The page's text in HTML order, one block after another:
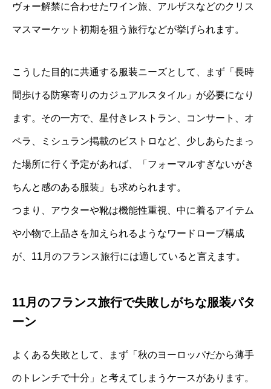
ヴォー解禁に合わせたワイン旅、アルザスなどのクリス
マスマーケット初期を狙う旅行などが挙げられます。
こうした目的に共通する服装ニーズとして、まず「長時
間歩ける防寒寄りのカジュアルスタイル」が必要になり
ます。その一方で、星付きレストラン、コンサート、オ
ペラ、ミシュラン掲載のビストロなど、少しあらたまっ
た場所に行く予定があれば、「フォーマルすぎないがき
ちんと感のある服装」も求められます。
つまり、アウターや靴は機能性重視、中に着るアイテム
や小物で上品さを加えられるようなワードローブ構成
が、11月のフランス旅行には適していると言えます。
11月のフランス旅行で失敗しがちな服装パタ
ーン
よくある失敗として、まず「秋のヨーロッパだから薄手
のトレンチで十分」と考えてしまうケースがあります。